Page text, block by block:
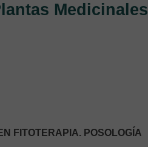
Medicinales
FITOTERAPIA. POSOLOGÍA